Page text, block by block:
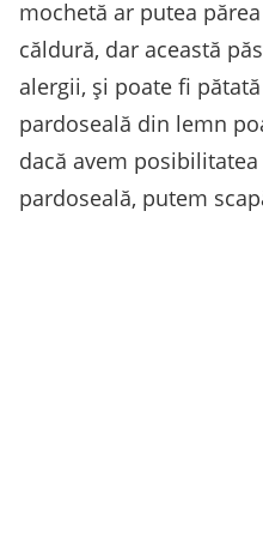
mochetă ar putea
căldură, dar această
alergii, și poate fi
pardoseală din lemn
dacă avem
pardoseală, putem